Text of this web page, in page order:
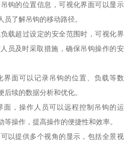
钩的位置信息，可视化界面可以显示
了解吊钩的移动路径。
载超过设定的安全范围时，可视化界
员及时采取措施，确保吊钩操作的安
界面可以记录吊钩的位置、负载等数
续的数据分析和优化。
面，操作人员可以远程控制吊钩的运
操作，提高操作的便捷性和效率。
以提供多个视角的显示，包括全景视